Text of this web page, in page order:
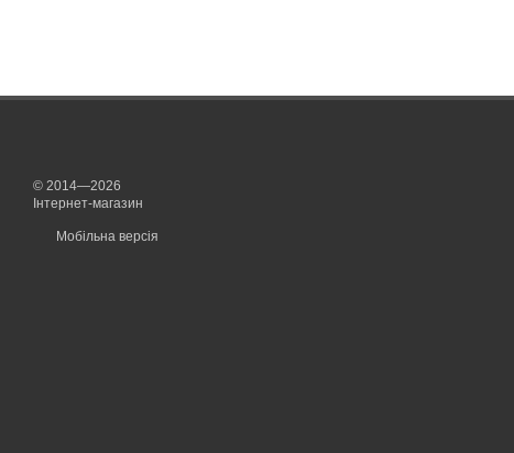
© 2014—2026
Інтернет-магазин
Мобільна версія